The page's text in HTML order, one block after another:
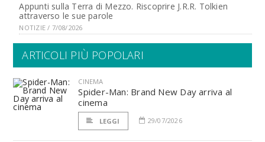
Appunti sulla Terra di Mezzo. Riscoprire J.R.R. Tolkien
attraverso le sue parole
NOTIZIE / 7/08/2026
ARTICOLI PIÙ POPOLARI
CINEMA
Spider-Man: Brand New Day arriva al
cinema
LEGGI 29/07/2026